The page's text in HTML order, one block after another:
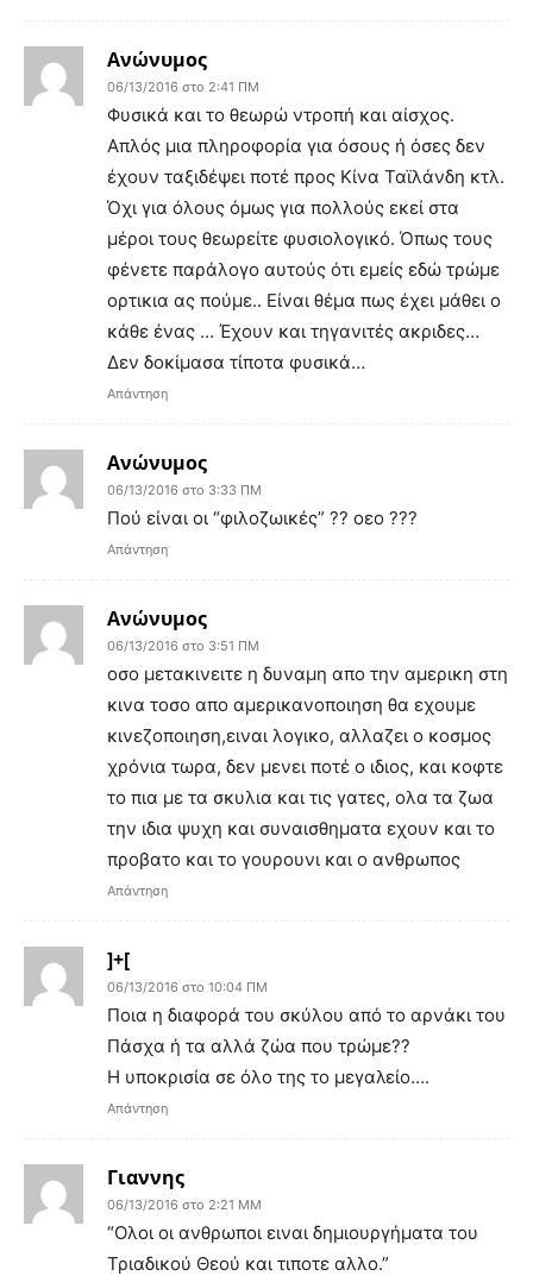
Ανώνυμος
06/13/2016 στο 2:41 ΠΜ
Φυσικά και το θεωρώ ντροπή και αίσχος.
Απλός μια πληροφορία για όσους ή όσες δεν
έχουν ταξιδέψει ποτέ προς Κίνα Ταϊλάνδη κτλ.
Όχι για όλους όμως για πολλούς εκεί στα
μέροι τους θεωρείτε φυσιολογικό. Όπως τους
φένετε παράλογο αυτούς ότι εμείς εδώ τρώμε
ορτικια ας πούμε.. Είναι θέμα πως έχει μάθει ο
κάθε ένας … Έχουν και τηγανιτές ακριδες…
Δεν δοκίμασα τίποτα φυσικά…
Απάντηση
Ανώνυμος
06/13/2016 στο 3:33 ΠΜ
Πού είναι οι “φιλοζωικές” ?? οεο ???
Απάντηση
Ανώνυμος
06/13/2016 στο 3:51 ΠΜ
οσο μετακινειτε η δυναμη απο την αμερικη στη
κινα τοσο απο αμερικανοποιηση θα εχουμε
κινεζοποιηση,ειναι λογικο, αλλαζει ο κοσμος
χρόνια τωρα, δεν μενει ποτέ ο ιδιος, και κοφτε
το πια με τα σκυλια και τις γατες, ολα τα ζωα
την ιδια ψυχη και συναισθηματα εχουν και το
προβατο και το γουρουνι και ο ανθρωπος
Απάντηση
]+[
06/13/2016 στο 10:04 ΠΜ
Ποια η διαφορά του σκύλου από το αρνάκι του
Πάσχα ή τα αλλά ζώα που τρώμε??
Η υποκρισία σε όλο της το μεγαλείο….
Απάντηση
Γιαννης
06/13/2016 στο 2:21 ΜΜ
“Ολοι οι ανθρωποι ειναι δημιουργήματα του
Τριαδικού Θεού και τιποτε αλλο.”